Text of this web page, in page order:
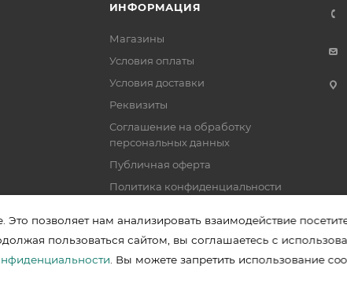
ИНФОРМАЦИЯ
Магазины
Условия оплаты
Условия доставки
Реквизиты
Соглашение на обработку
персональных данных
Публичная оферта
Политика конфиденциальности
производителей в Уфе
позволяет нам анализировать взаимодействие
пользоваться сайтом, вы соглашаетесь с
. Вы можете запретить использование